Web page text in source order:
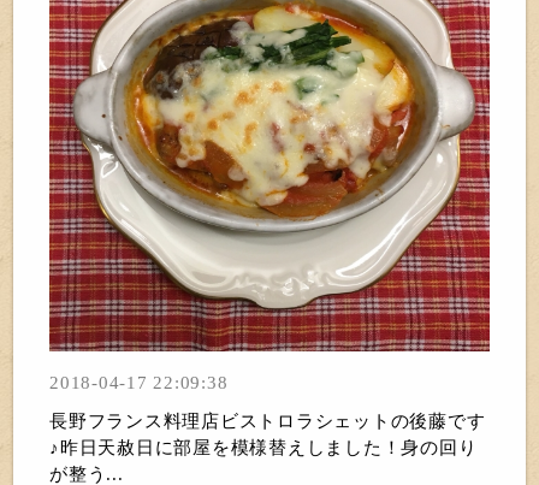
2018-04-17 22:09:38
長野フランス料理店ビストロラシェットの後藤です
♪昨日天赦日に部屋を模様替えしました！身の回り
が整う...